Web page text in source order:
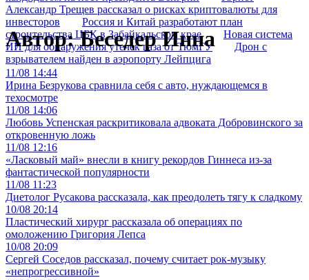
Александр Трещев рассказал о рисках криптовалюты для
инвесторов
Россия и Китай разработают план
строительства ЦБК в Забайкальском крае
Новая система
ИИ для обнаружения утечек газа от ТюмГУ
Дрон с
взрывателем найден в аэропорту Лейпцига
Автор:Беседер Инна
11/08 14:44
Ирина Безрукова сравнила себя с авто, нуждающемся в
техосмотре
11/08 14:06
Любовь Успенская раскритиковала адвоката Добровинского за
откровенную ложь
11/08 12:16
«Ласковый май» внесли в книгу рекордов Гиннеса из-за
фантастической популярности
11/08 11:23
Диетолог Русакова рассказала, как преодолеть тягу к сладкому
10/08 20:14
Пластический хирург рассказала об операциях по
омоложению Григория Лепса
10/08 20:09
Сергей Соседов рассказал, почему считает рок-музыку
«непрогрессивной»